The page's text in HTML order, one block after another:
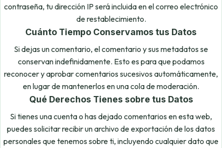
contraseña, tu dirección IP será incluida en el correo electrónico
de restablecimiento.
Cuánto Tiempo Conservamos tus Datos
Si dejas un comentario, el comentario y sus metadatos se
conservan indefinidamente. Esto es para que podamos
reconocer y aprobar comentarios sucesivos automáticamente,
en lugar de mantenerlos en una cola de moderación.
Qué Derechos Tienes sobre tus Datos
Si tienes una cuenta o has dejado comentarios en esta web,
puedes solicitar recibir un archivo de exportación de los datos
personales que tenemos sobre ti, incluyendo cualquier dato que